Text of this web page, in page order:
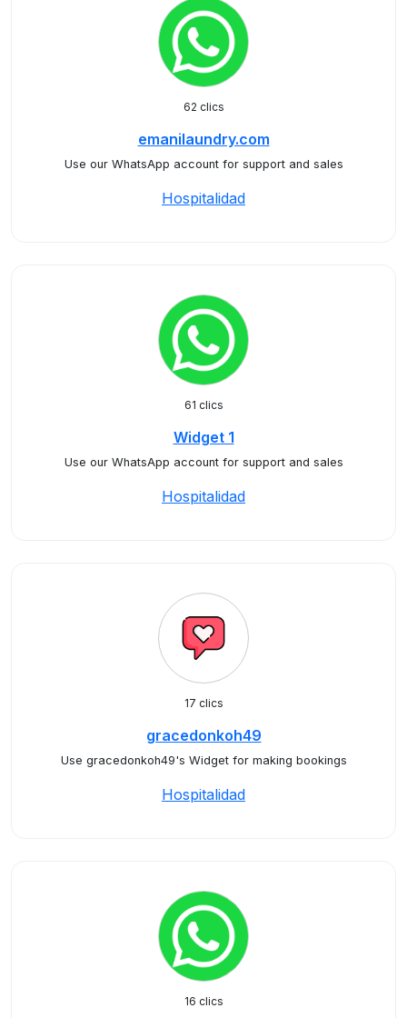
62 clics
emanilaundry.com
Use our WhatsApp account for support and sales
Hospitalidad
61 clics
Widget 1
Use our WhatsApp account for support and sales
Hospitalidad
17 clics
gracedonkoh49
Use gracedonkoh49's Widget for making bookings
Hospitalidad
16 clics